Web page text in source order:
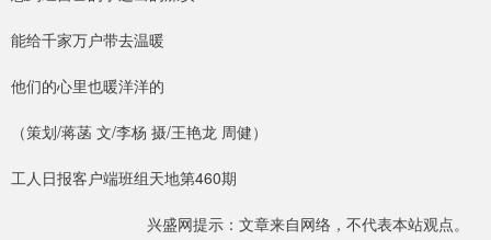
能给千家万户带去温暖
他们的心里也暖洋洋的
（策划/蒋菡 文/李杨 摄/王艳龙 周健）
工人日报客户端班组天地第460期
兴盛网提示：文章来自网络，不代表本站观点。